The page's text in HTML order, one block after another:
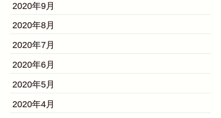
2020年9月
2020年8月
2020年7月
2020年6月
2020年5月
2020年4月